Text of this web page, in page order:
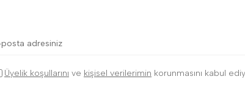
Üyelik koşullarını ve kişisel verilerimin korunmasını kabul